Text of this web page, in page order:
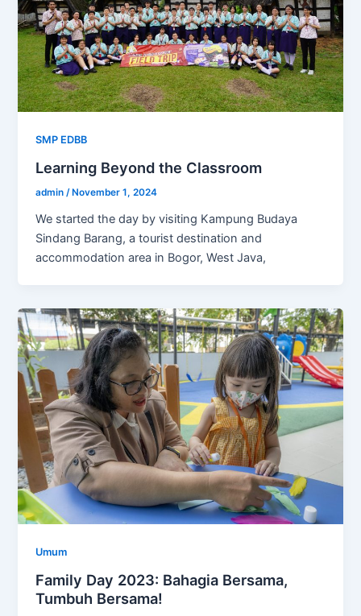
SMP EDBB
Learning Beyond the Classroom
admin/November 1, 2024
We started the day by visiting Kampung Budaya
Sindang Barang, a tourist destination and
accommodation area in Bogor, West Java,
Umum
Family Day 2023: Bahagia Bersama,
Tumbuh Bersama!